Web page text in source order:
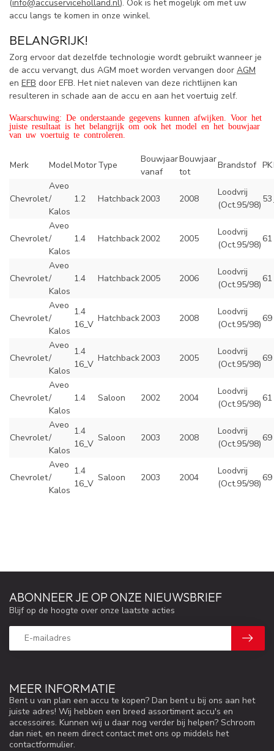
(info@accuserviceholland.nl). Ook is het mogelijk om met uw
accu langs te komen in onze winkel.
BELANGRIJK!
Zorg ervoor dat dezelfde technologie wordt gebruikt wanneer je
de accu vervangt, dus AGM moet worden vervangen door AGM
en EFB door EFB. Het niet naleven van deze richtlijnen kan
resulteren in schade aan de accu en aan het voertuig zelf.
Waarschuwing: De onderstaande gegevens kunnen afwijken. Voor het
juiste resultaat is het belangrijk om ook het model en het bouwjaar
van uw voertuig te controleren.
Merk ModelMotorType
Bouwjaar
vanaf
Bouwjaar
tot
Brandstof PK
Chevrolet
Aveo
/
Kalos
1.2 Hatchback2003 2008
Loodvrij
(Oct.95/98)
53
Chevrolet
Aveo
/
Kalos
1.4 Hatchback2002 2005
Loodvrij
(Oct.95/98)
61
Chevrolet
Aveo
/
Kalos
1.4 Hatchback2005 2006
Loodvrij
(Oct.95/98)
61
Chevrolet
Aveo
/
Kalos
1.4
16_V
Hatchback2003 2008
Loodvrij
(Oct.95/98)
69
Chevrolet
Aveo
/
Kalos
1.4
16_V
Hatchback2003 2005
Loodvrij
(Oct.95/98)
69
Chevrolet
Aveo
/
Kalos
1.4 Saloon 2002 2004
Loodvrij
(Oct.95/98)
61
Chevrolet
Aveo
/
Kalos
1.4
16_V
Saloon 2003 2008
Loodvrij
(Oct.95/98)
69
Chevrolet
Aveo
/
Kalos
1.4
16_V
Saloon 2003 2004
Loodvrij
(Oct.95/98)
69
MEER INFORMATIE
Bent u van plan een accu te kopen? Dan bent u bij ons aan het
juiste adres! Wij hebben een breed assortiment accu's en
accessoires. Kunnen wij u daar nog verder bij helpen? Schroom
dan niet, en neem direct contact met ons op middels het
contactformulier.
ABONNEER JE OP ONZE NIEUWSBRIEF
Blijf op de hoogte over onze laatste acties